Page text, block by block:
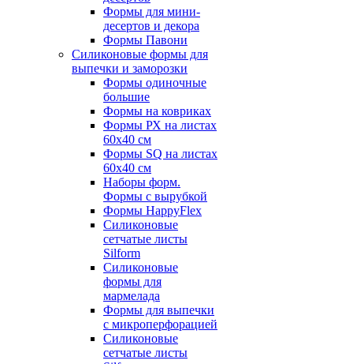
Формы для мини-
десертов и декора
Формы Павони
Силиконовые формы для
выпечки и заморозки
Формы одиночные
большие
Формы на ковриках
Формы РХ на листах
60х40 см
Формы SQ на листах
60х40 см
Наборы форм.
Формы с вырубкой
Формы HappyFlex
Силиконовые
сетчатые листы
Silform
Силиконовые
формы для
мармелада
Формы для выпечки
с микроперфорацией
Силиконовые
сетчатые листы